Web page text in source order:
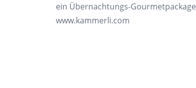
ein Übernachtungs-Gourmetpackage
www.kammerli.com